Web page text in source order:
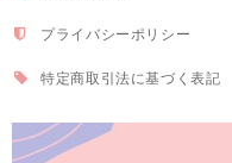
プライバシーポリシー
特定商取引法に基づく表記